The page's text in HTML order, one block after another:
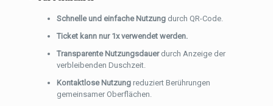
Schnelle und einfache Nutzung durch QR-Code.
Ticket kann nur 1x verwendet werden.
Transparente Nutzungsdauerdurch Anzeige der
verbleibenden Duschzeit.
Kontaktlose Nutzung reduziert Berührungen
gemeinsamer Oberflächen.